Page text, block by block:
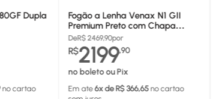
Dupla
no cartao
Fogão a Lenha Venax N1 GII
Premium Preto com Chapa
Vitrocerâmica - Chaminé Saída
Lado Direito
DeR$2469,90por
R$2199,90
no boleto ou Pix
Em ate 6x de R$ 366,65 no cartao